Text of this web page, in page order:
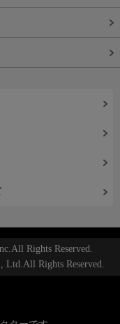
Rights Reserved.
Ltd.All Rights Reserved.